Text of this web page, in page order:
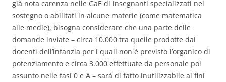
già nota carenza nelle GaE di insegnanti specializzati nel
sostegno o abilitati in alcune materie (come matematica
alle medie), bisogna considerare che una parte delle
domande inviate – circa 10.000 tra quelle prodotte dai
docenti dell’infanzia per i quali non è previsto l’organico di
potenziamento e circa 3.000 effettuate da personale poi
assunto nelle fasi 0 e A – sarà di fatto inutilizzabile ai fini